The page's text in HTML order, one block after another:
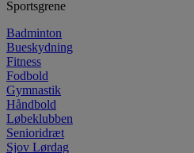
Sportsgrene
Badminton
Bueskydning
Fitness
Fodbold
Gymnastik
Håndbold
Løbeklubben
Senioridræt
Sjov Lørdag